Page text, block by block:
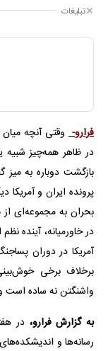
تبلیغات
فرارو- وقتی آنچه میان
در ظاهر همه‌چیز شبیه
بازگشت دوباره به
پرونده ایران و
بحران به مجموعه‌ای از
در خاورمیانه، آینده
آمریکا در دوران
برخلاف برخی
واشنگتن نه ساده است
به گزارش فرارو، در
رسانه‌ها و